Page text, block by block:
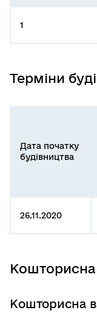
1
Терміни
Дата початку
будівництва
26.11.2020
Кошторисна
Кошторисна